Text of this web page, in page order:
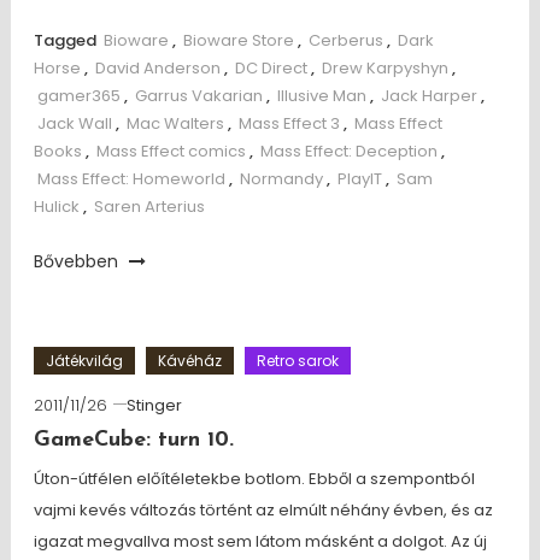
Tagged Bioware , Bioware Store , Cerberus , Dark
Horse , David Anderson , DC Direct, Drew Karpyshyn ,
gamer365 , Garrus Vakarian , Illusive Man , Jack Harper,
Jack Wall , Mac Walters , Mass Effect 3 , Mass Effect
Books , Mass Effect comics , Mass Effect: Deception ,
Mass Effect: Homeworld , Normandy, PlayIT, Sam
Hulick , Saren Arterius
Bővebben
Játékvilág Kávéház Retro sarok
2011/11/26
Stinger
GameCube: turn 10.
Úton-útfélen előítéletekbe botlom. Ebből a szempontból
vajmi kevés változás történt az elmúlt néhány évben, és az
igazat megvallva most sem látom másként a dolgot. Az új